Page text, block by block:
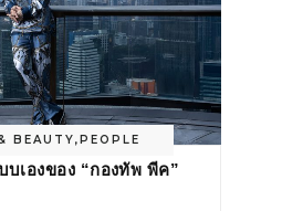
BEAUTY,PEOPLE
เองของ “กองทัพ พีค”